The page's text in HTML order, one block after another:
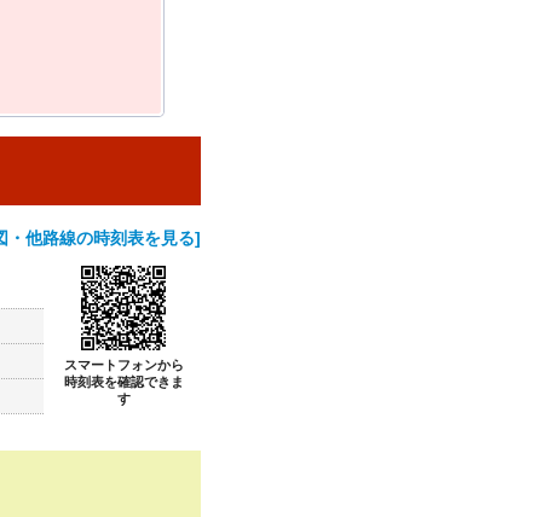
・他路線の時刻表を見る]
スマートフォンから
時刻表を確認できま
す